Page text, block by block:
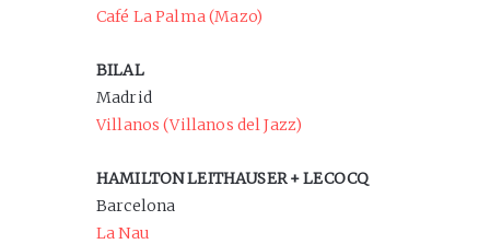
Café La Palma (Mazo)
BILAL
Madrid
Villanos (Villanos del Jazz)
HAMILTON LEITHAUSER + LECOCQ
Barcelona
La Nau